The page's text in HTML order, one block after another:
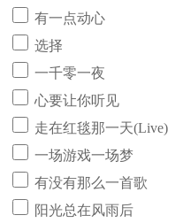
有一点动心
选择
一千零一夜
心要让你听见
走在红毯那一天(Live)
一场游戏一场梦
有没有那么一首歌
阳光总在风雨后